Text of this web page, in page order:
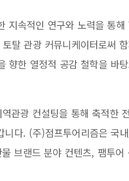
지속적인 연구와 노력을 통해
탈 관광 커뮤니케이터로써
향한 열정적 공감 철학을 바
광 컨설팅을 통해 축적한
다. (주)점프투어리즘은 국
브랜드 분야 컨텐츠, 팸투